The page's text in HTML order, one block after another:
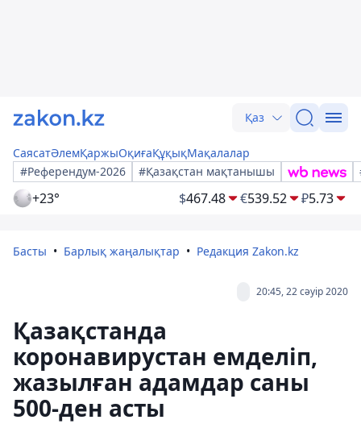
Қаз
СаясатӘлемҚаржыОқиғаҚұқықМақалалар
#Референдум-2026
#Қазақстан мақтанышы
+23° $467.48 €539.52 ₽5.73
Басты Барлық жаңалықтар Редакция Zakon.kz
20:45, 22 сәуір 2020
Қазақстанда
коронавирустан емделіп,
жазылған адамдар саны
500-ден асты